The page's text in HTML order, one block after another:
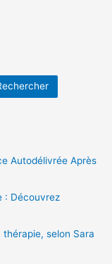
Autodélivrée Après
: Découvrez
thérapie, selon Sara